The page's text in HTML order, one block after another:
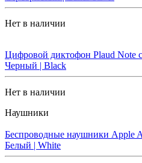
Нет в наличии
Цифровой диктофон Plaud Note
Черный | Black
Нет в наличии
Наушники
Беспроводные наушники Apple
Белый | White